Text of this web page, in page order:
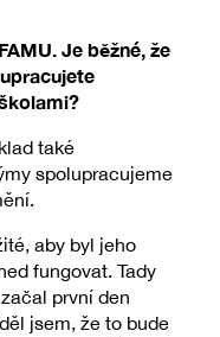
Je běžné, že
také
spolupracujeme
aby byl jeho
fungovat. Tady
první den
jsem, že to bude